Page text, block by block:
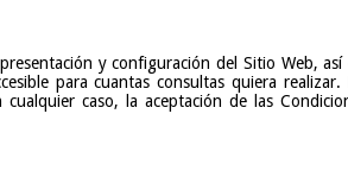
y configuración del Sitio Web, así
para cuantas consultas quiera
caso, la aceptación de las